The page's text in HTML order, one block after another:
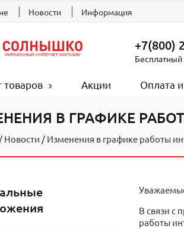
Новости Информация
+7(800)
товаров Акции Оплата
В ГРАФИКЕ
Новости Изменения в графике работы
В связи с
работы